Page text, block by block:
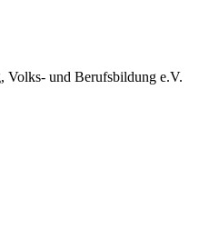
Volks- und Berufsbildung e.V.